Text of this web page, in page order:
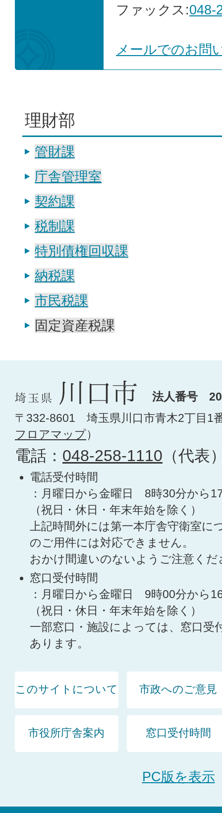
ファックス:048-
メールでのお問
理財部
管財課
庁舎管理室
契約課
税制課
特別債権回収課
納税課
市民税課
固定資産税課
法人番号
〒332-8601 埼玉県川口市青木2丁目1
フロアマップ）
電話： 048-258-1110 （代表
電話受付時間
：月曜日から金曜日 8時30分から
（祝日・休日・年末年始を除く）
上記時間外には第一本庁舎守衛室に
のご用件には対応できません。
おかけ間違いのないようご注意くだ
窓口受付時間
：月曜日から金曜日 9時00分から
（祝日・休日・年末年始を除く）
一部窓口・施設によっては、窓口受
あります。
このサイトについて 市政へのご意見
市役所庁舎案内 窓口受付時間
PC版を表示